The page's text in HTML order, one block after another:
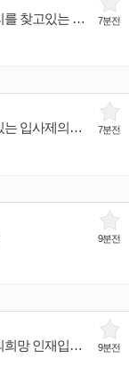
7분전
경기 수원시 권선구 에서 귀금속/장신구류 일자리를 찾고있는 입사제의희망 인재입니다.
7분전
서울 전체 에서 스포츠/아웃도어 일자리를 찾고있는 입사제의희망 인재입니다.
9분전
9분전
서울 전체 에서 의류 일자리를 찾고있는 입사제의희망 인재입니다.